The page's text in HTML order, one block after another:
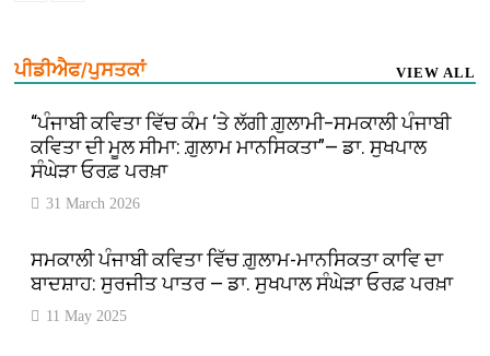
ਪੀਡੀਐਫ/ਪੁਸਤਕਾਂ VIEW ALL
“ਪੰਜਾਬੀ ਕਵਿਤਾ ਵਿੱਚ ਕੰਮ ‘ਤੇ ਲੱਗੀ ਗ਼ੁਲਾਮੀ–ਸਮਕਾਲੀ ਪੰਜਾਬੀ
ਕਵਿਤਾ ਦੀ ਮੂਲ ਸੀਮਾ: ਗ਼ੁਲਾਮ ਮਾਨਸਿਕਤਾ”— ਡਾ. ਸੁਖਪਾਲ
ਸੰਘੇੜਾ ਓਰਫ਼ ਪਰਖ਼ਾ
31 March 2026
ਸਮਕਾਲੀ ਪੰਜਾਬੀ ਕਵਿਤਾ ਵਿੱਚ ਗ਼ੁਲਾਮ-ਮਾਨਸਿਕਤਾ ਕਾਵਿ ਦਾ
ਬਾਦਸ਼ਾਹ: ਸੁਰਜੀਤ ਪਾਤਰ — ਡਾ. ਸੁਖਪਾਲ ਸੰਘੇੜਾ ਓਰਫ਼ ਪਰਖ਼ਾ
11 May 2025